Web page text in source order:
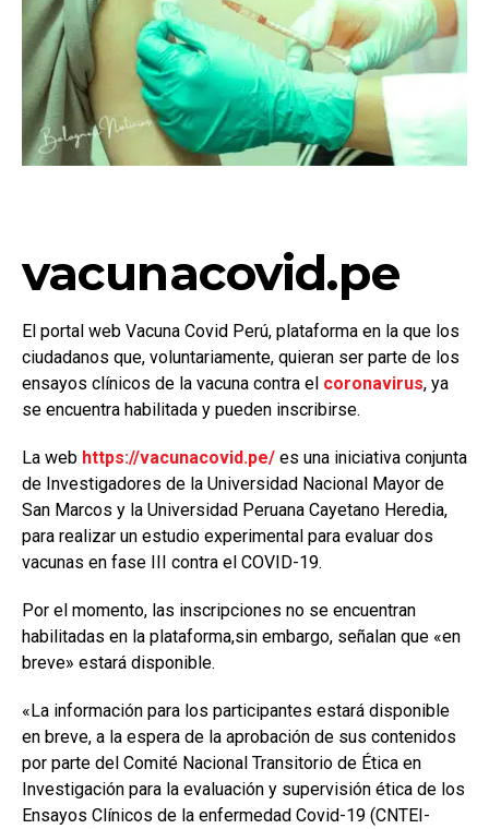
vacunacovid.pe
El portal web Vacuna Covid Perú, plataforma en la que los
ciudadanos que, voluntariamente, quieran ser parte de los
ensayos clínicos de la vacuna contra el coronavirus, ya
se encuentra habilitada y pueden inscribirse.
La web https://vacunacovid.pe/ es una iniciativa conjunta
de Investigadores de la Universidad Nacional Mayor de
San Marcos y la Universidad Peruana Cayetano Heredia,
para realizar un estudio experimental para evaluar dos
vacunas en fase III contra el COVID-19.
Por el momento, las inscripciones no se encuentran
habilitadas en la plataforma,sin embargo, señalan que «en
breve» estará disponible.
«La información para los participantes estará disponible
en breve, a la espera de la aprobación de sus contenidos
por parte del Comité Nacional Transitorio de Ética en
Investigación para la evaluación y supervisión ética de los
Ensayos Clínicos de la enfermedad Covid-19 (CNTEI-